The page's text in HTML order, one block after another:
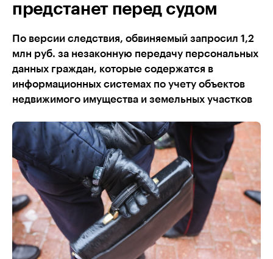
предстанет перед судом
По версии следствия, обвиняемый запросил 1,2
млн руб. за незаконную передачу персональных
данных граждан, которые содержатся в
информационных системах по учету объектов
недвижимого имущества и земельных участков